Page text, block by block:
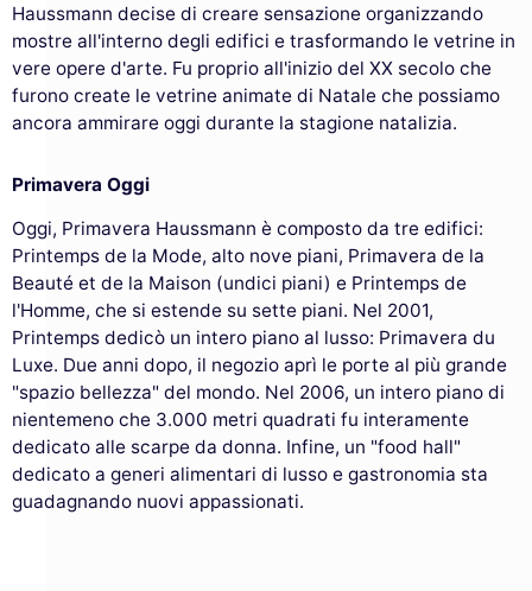
Haussmann decise di creare sensazione organizzando
mostre all'interno degli edifici e trasformando le vetrine in
vere opere d'arte. Fu proprio all'inizio del XX secolo che
furono create le vetrine animate di Natale che possiamo
ancora ammirare oggi durante la stagione natalizia.
Primavera Oggi
Oggi, Primavera Haussmann è composto da tre edifici:
Printemps de la Mode, alto nove piani, Primavera de la
Beauté et de la Maison (undici piani) e Printemps de
l'Homme, che si estende su sette piani. Nel 2001,
Printemps dedicò un intero piano al lusso: Primavera du
Luxe. Due anni dopo, il negozio aprì le porte al più grande
"spazio bellezza" del mondo. Nel 2006, un intero piano di
nientemeno che 3.000 metri quadrati fu interamente
dedicato alle scarpe da donna. Infine, un "food hall"
dedicato a generi alimentari di lusso e gastronomia sta
guadagnando nuovi appassionati.